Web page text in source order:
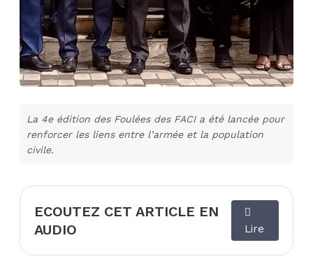
La 4e édition des Foulées des FACI a été lancée pour
renforcer les liens entre l’armée et la population
civile.
ECOUTEZ CET ARTICLE EN
AUDIO
Lire